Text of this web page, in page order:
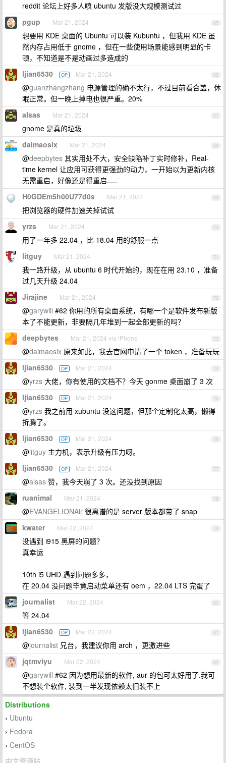
reddit 论坛上好多人喷 ubuntu 发版没大规模测试过
65
pgup Mar 21, 2024
想要用 KDE 桌面的 Ubuntu 可以装 Kubuntu ，但我用 KDE 虽
然内存占用低于 gnome ，但在一些使用场景能感到明显的卡
顿，不知道是不是动画过多造成的
66
ljian6530 OP Mar 21, 2024
@guanzhangzhang 电源管理的确不太行，不过目前看合盖，休
眠正常。但一晚上掉电也很严重。20%
67
alsas Mar 21, 2024
gnome 是真的垃圾
68
daimaosix Mar 21, 2024
@deepbytes 其实用处不大，安全缺陷补丁实时修补，Real-
time kernel 让应用可获得更强劲的动力，一开始以为更新内核
无需重启，好像还是得重启.....
69
H0GDEm5h00U77d0s Mar 21, 2024
把浏览器的硬件加速关掉试试
70
yrzs Mar 21, 2024
用了一年多 22.04 ，比 18.04 用的舒服一点
71
litguy Mar 21, 2024
我一路升级，从 ubuntu 6 时代开始的，现在在用 23.10 ，准备
过几天升级 24.04
72
Jirajine Mar 21, 2024
@garywill #62 你用的所有桌面系统，有哪一个是软件发布新版
本了不能更新，非要隔几年堆到一起全部更新的吗？
73
deepbytes Mar 21, 2024 via iPhone
@daimaosix 原来如此，我去官网申请了一个 token ，准备玩玩
74
ljian6530 OP Mar 21, 2024
@yrzs 大佬，你有使用的文档不？今天 gonme 桌面崩了 3 次
75
ljian6530 OP Mar 21, 2024
@yrzs 我之前用 xubuntu 没这问题，但那个定制化太高，懒得
折腾了。
76
ljian6530 OP Mar 21, 2024
@litguy 主力机，表示升级有压力呀。
77
ljian6530 OP Mar 21, 2024
@alsas 赞，我今天崩了 3 次。还没找到原因
78
ruanimal Mar 21, 2024
@EVANGELIONAir 很离谱的是 server 版本都带了 snap
79
kwater Mar 22, 2024
没遇到 i915 黑屏的问题？
真幸运
10th i5 UHD 遇到问题多多，
在 20.04 没问题毕竟启动菜单还有 oem ，22.04 LTS 完蛋了
80
journalist Mar 22, 2024
等 24.04
81
ljian6530 OP Mar 22, 2024
@journalist 兄台，我建议你用 arch ，更激进些
82
jqtmviyu Mar 22, 2024
@garywill #62 因为想用最新的软件, aur 的包可太好用了.我可
不想装个软件, 装到一半发现依赖太旧装不上
Distributions
› Ubuntu
› Fedora
› CentOS
中文资源站